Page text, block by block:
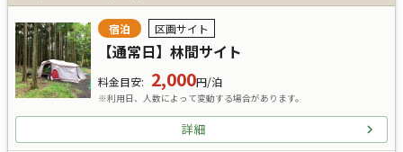
宿泊 区画サイト
【通常日】林間サイト
料金目安: 2,000円/泊
※利用日、人数によって変動する場合があります。
詳細